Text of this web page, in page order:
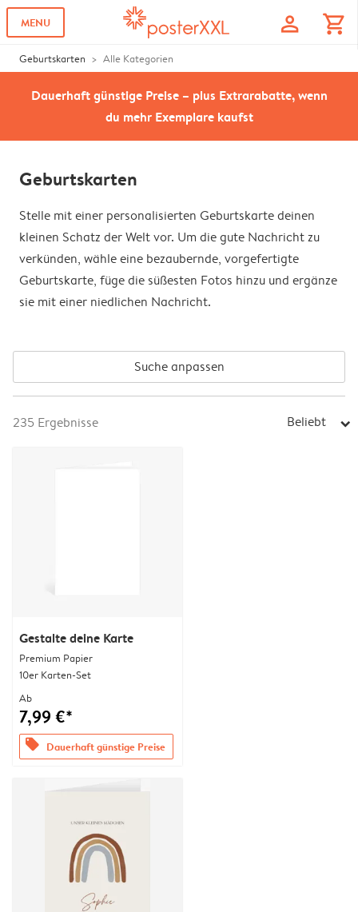
MENU profile shopping_cart
Geburtskarten Alle Kategorien
Dauerhaft günstige Preise – plus Extrarabatte, wenn
du mehr Exemplare kaufst
Geburtskarten
Stelle mit einer personalisierten Geburtskarte deinen
kleinen Schatz der Welt vor. Um die gute Nachricht zu
verkünden, wähle eine bezaubernde, vorgefertigte
Geburtskarte, füge die süßesten Fotos hinzu und ergänze
sie mit einer niedlichen Nachricht.
Suche anpassen
235 Ergebnisse Beliebt arrow_right
Gestalte deine Karte
Premium Papier
10er Karten-Set
Ab
7,99 €*
offers Dauerhaft günstige Preise